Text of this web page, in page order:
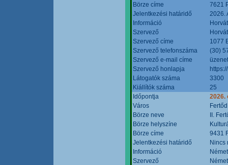
Börze címe
7621
Jelentkezési határidő
2026.
Információ
Szervező
Szervező címe
1077
Szervező telefonszáma
(30)
Szervező e-mail címe
Szervező honlapja
Látogatók száma
3300
Kiállítók száma
25
Időpontja
2026.
Város
Fertőd
Börze neve
II.
Börze helyszíne
Börze címe
9431
Jelentkezési határidő
Nincs
Információ
Szervező